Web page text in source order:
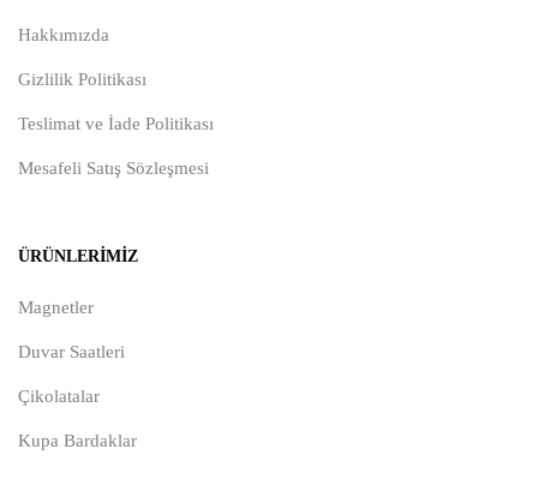
Hakkımızda
Gizlilik Politikası
Teslimat ve İade Politikası
Mesafeli Satış Sözleşmesi
ÜRÜNLERIMIZ
Magnetler
Duvar Saatleri
Çikolatalar
Kupa Bardaklar